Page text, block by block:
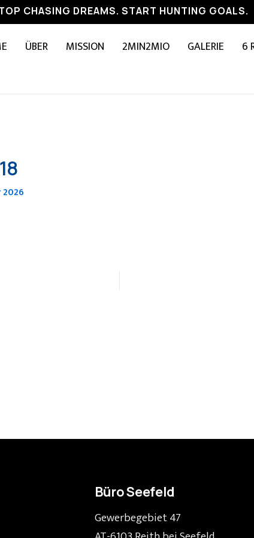
CHASING DREAMS. START HUNTING GOALS.
ÜBER MISSION 2MIN2MIO GALERIE 6
2026
Büro Seefeld
Gewerbegebiet 47